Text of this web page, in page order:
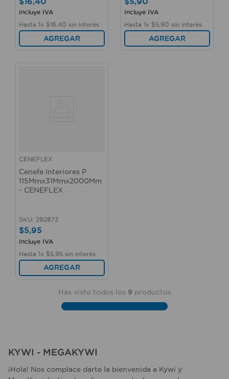
Incluye IVA
Hasta 1x $16 40 sin interés
AGREGAR
Incluye IVA
Hasta 1x $5 90 sin interés
AGREGAR
CENEFLEX
Cenefa Interiores P
115Mmx31Mmx2000Mm
- CENEFLEX
SKU: 292873
$5,95
Incluye IVA
Hasta 1x $5 95 sin interés
AGREGAR
Has visto todos los 9 productos
KYWI - MEGAKYWI
¡Hola! Nos complace darte la bienvenida a Kywi y